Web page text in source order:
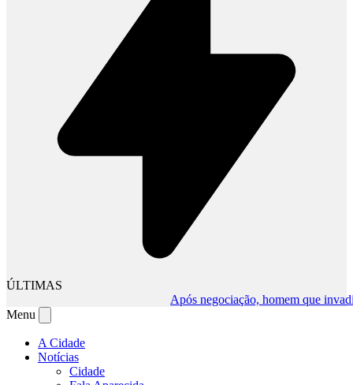
ÚLTIMAS
Após negociação, homem que invadiu
Menu
A Cidade
Notícias
Cidade